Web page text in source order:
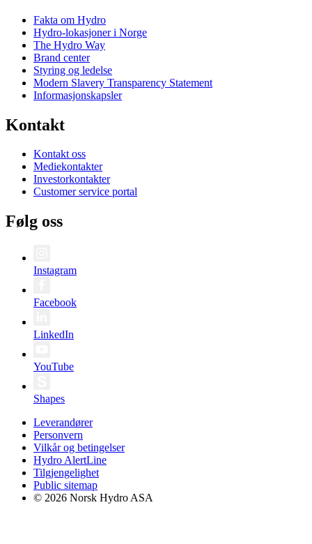
Fakta om Hydro
Hydro-lokasjoner i Norge
The Hydro Way
Brand center
Styring og ledelse
Modern Slavery Transparency Statement
Informasjonskapsler
Kontakt
Kontakt oss
Mediekontakter
Investorkontakter
Customer service portal
Følg oss
Instagram
Facebook
LinkedIn
YouTube
Shapes
Leverandører
Personvern
Vilkår og betingelser
Hydro AlertLine
Tilgjengelighet
Public sitemap
© 2026 Norsk Hydro ASA